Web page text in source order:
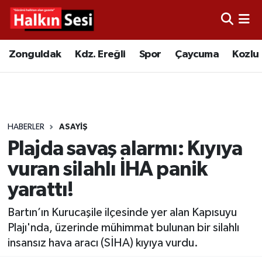
Zonguldak Kdz. Ereğli Spor Çaycuma Kozlu
HABERLER ASAYIŞ
Plajda savaş alarmı: Kıyıya
vuran silahlı İHA panik
yarattı!
Bartın’ın Kurucaşile ilçesinde yer alan Kapısuyu
Plajı'nda, üzerinde mühimmat bulunan bir silahlı
insansız hava aracı (SİHA) kıyıya vurdu.
Video
Çaycuma
Alaplı
Asayiş
Bartın
Merkez Hava Durumu
Süper Lig Puan Durumu ve Fikstür
Tüm Manşetler
Son Dakika Haberleri
Haber Arşivi